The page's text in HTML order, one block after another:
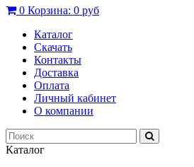
0 Корзина: 0 руб
Каталог
Скачать
Контакты
Доставка
Оплата
Личный кабинет
О компании
Каталог